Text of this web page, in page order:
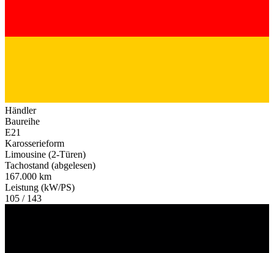
Händler
Baureihe
E21
Karosserieform
Limousine (2-Türen)
Tachostand (abgelesen)
167.000 km
Leistung (kW/PS)
105 / 143